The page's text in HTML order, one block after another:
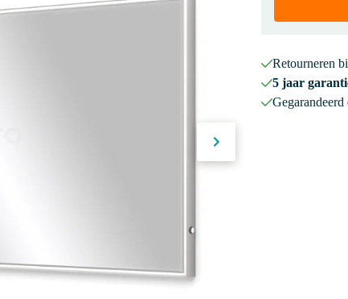
Retourneren
5 jaar
Gegarandeerd